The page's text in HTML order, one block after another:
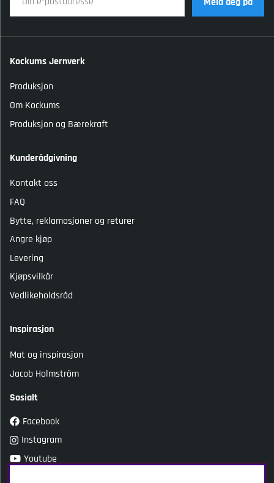
Kockums Jernverk
Produksjon
Om Kockums
Produksjon og Bærekraft
Kunderådgivning
Kontakt oss
FAQ
Bytte, reklamasjoner og returer
Angre kjøp
Levering
Kjøpsvilkår
Vedlikeholdsråd
Inspirasjon
Mat og inspirasjon
Jacob Holmström
Sosialt
Facebook
Instagram
Youtube